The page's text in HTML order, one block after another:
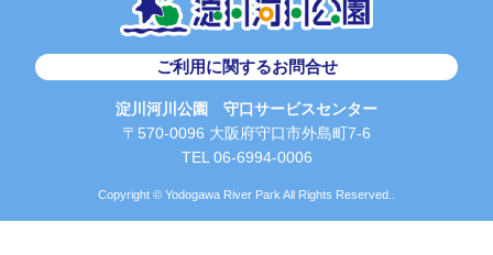
ご利用に関するお問合せ
淀川河川公園 守口サービスセンター
〒570-0096 大阪府守口市外島町7-6
TEL 06-6994-0006
Copyright © Yodogawa River Park All Rights Reserved..